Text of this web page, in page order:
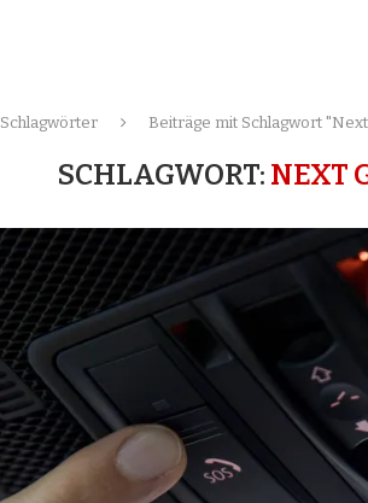
Schlagwörter Beiträge mit Schlagwort
SCHLAGWORT: NEXT